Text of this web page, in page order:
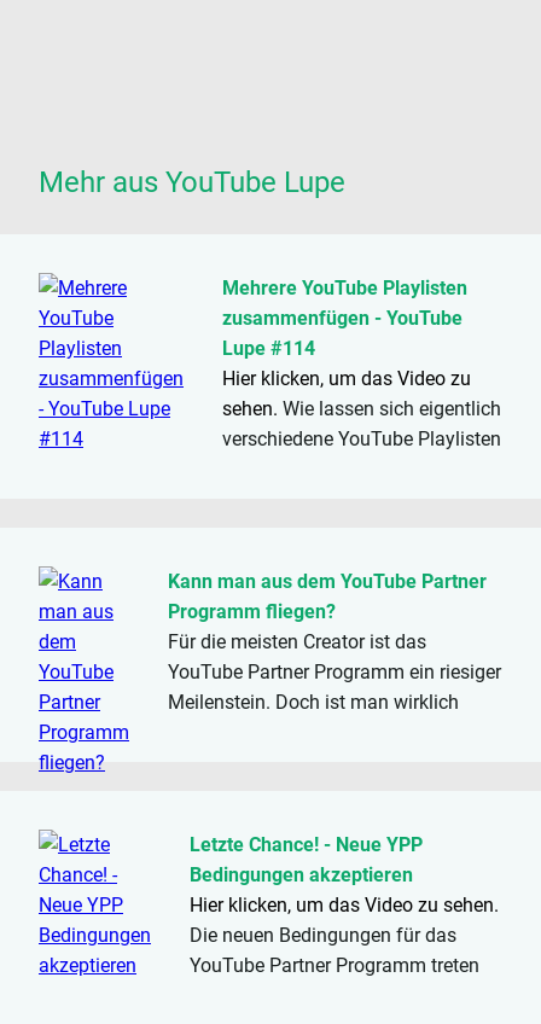
Mehr aus YouTube Lupe
Mehrere YouTube Playlisten
zusammenfügen - YouTube
Lupe #114
Hier klicken, um das Video zu
sehen. Wie lassen sich eigentlich
verschiedene YouTube Playlisten
komplettes Album zu einer...
Kann man aus dem YouTube Partner
Programm fliegen?
Für die meisten Creator ist das
YouTube Partner Programm ein riesiger
Meilenstein. Doch ist man wirklich
sehen....
Letzte Chance! - Neue YPP
Bedingungen akzeptieren
Hier klicken, um das Video zu sehen.
Die neuen Bedingungen für das
YouTube Partner Programm treten